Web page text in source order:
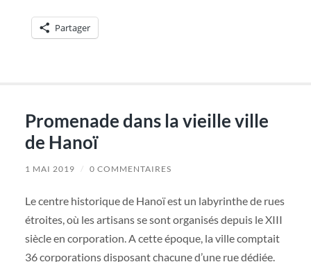
Partager
Promenade dans la vieille ville
de Hanoï
1 MAI 2019 / 0 COMMENTAIRES
Le centre historique de Hanoï est un labyrinthe de rues
étroites, où les artisans se sont organisés depuis le XIII
siècle en corporation. A cette époque, la ville comptait
36 corporations disposant chacune d’une rue dédiée.